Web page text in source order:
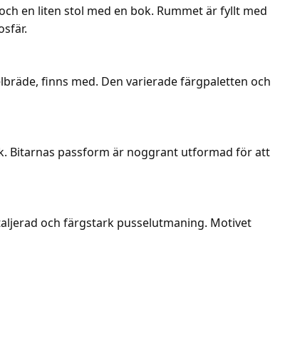
en liten stol med en bok. Rummet är fyllt med
finns med. Den varierade färgpaletten och
Bitarnas passform är noggrant utformad för att
och färgstark pusselutmaning. Motivet